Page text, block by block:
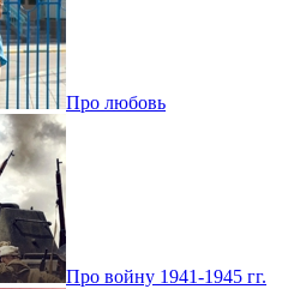
Про любовь
Про войну 1941-1945 гг.